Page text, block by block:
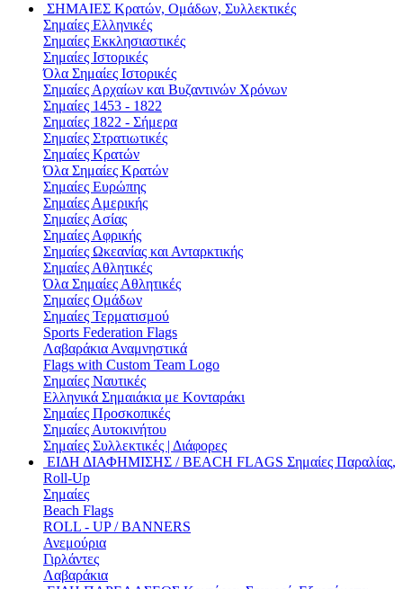
ΣΗΜΑΙΕΣ Κρατών, Ομάδων, Συλλεκτικές
Σημαίες Ελληνικές
Σημαίες Εκκλησιαστικές
Σημαίες Ιστορικές
Όλα Σημαίες Ιστορικές
Σημαίες Αρχαίων και Βυζαντινών Χρόνων
Σημαίες 1453 - 1822
Σημαίες 1822 - Σήμερα
Σημαίες Στρατιωτικές
Σημαίες Κρατών
Όλα Σημαίες Κρατών
Σημαίες Ευρώπης
Σημαίες Αμερικής
Σημαίες Ασίας
Σημαίες Αφρικής
Σημαίες Ωκεανίας και Ανταρκτικής
Σημαίες Αθλητικές
Όλα Σημαίες Αθλητικές
Σημαίες Ομάδων
Σημαίες Τερματισμού
Sports Federation Flags
Λαβαράκια Αναμνηστικά
Flags with Custom Team Logo
Σημαίες Ναυτικές
Ελληνικά Σημαιάκια με Κονταράκι
Σημαίες Προσκοπικές
Σημαίες Αυτοκινήτου
Σημαίες Συλλεκτικές | Διάφορες
ΕΙΔΗ ΔΙΑΦΗΜΙΣΗΣ / BEACH FLAGS Σημαίες Παραλίας,
Roll-Up
Σημαίες
Beach Flags
ROLL - UP / BANNERS
Ανεμούρια
Γιρλάντες
Λαβαράκια